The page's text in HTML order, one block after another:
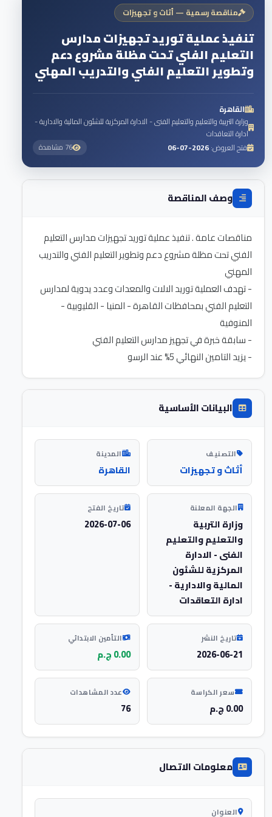
مناقصة رسمية — أثاث و تجهيزات
تنفيذ عملية توريد تجهيزات مدارس
التعليم الفني تحت مظلة مشروع دعم
وتطوير التعليم الفني والتدريب المهني
القاهرة
وزارة التربية والتعليم والتعليم الفنى - الادارة المركزية للشئون المالية والادارية -
ادارة التعاقدات
فتح العروض:2026-07-06 76 مشاهدة
وصف المناقصة
مناقصات عامة . تنفيذ عملية توريد تجهيزات مدارس التعليم
الفني تحت مظلة مشروع دعم وتطوير التعليم الفني والتدريب
- تهدف العملية توريد الالات والمعدات وعدد يدوية لمدارس
التعليم الفني بمحافظات القاهرة - المنيا - القليوبية -
- يزيد التامين النهائي 5% عند الرسو
البيانات الأساسية
التصنيف
أثاث و تجهيزات
المدينة
القاهرة
الجهة المعلنة
وزارة التربية
والتعليم والتعليم
الفنى - الادارة
المركزية للشئون
المالية والادارية -
ادارة التعاقدات
تاريخ الفتح
2026-07-06
تاريخ النشر
2026-06-21
التأمين الابتدائي
0.00 ج.م
سعر الكراسة
0.00 ج.م
عدد المشاهدات
76
معلومات الاتصال
العنوان